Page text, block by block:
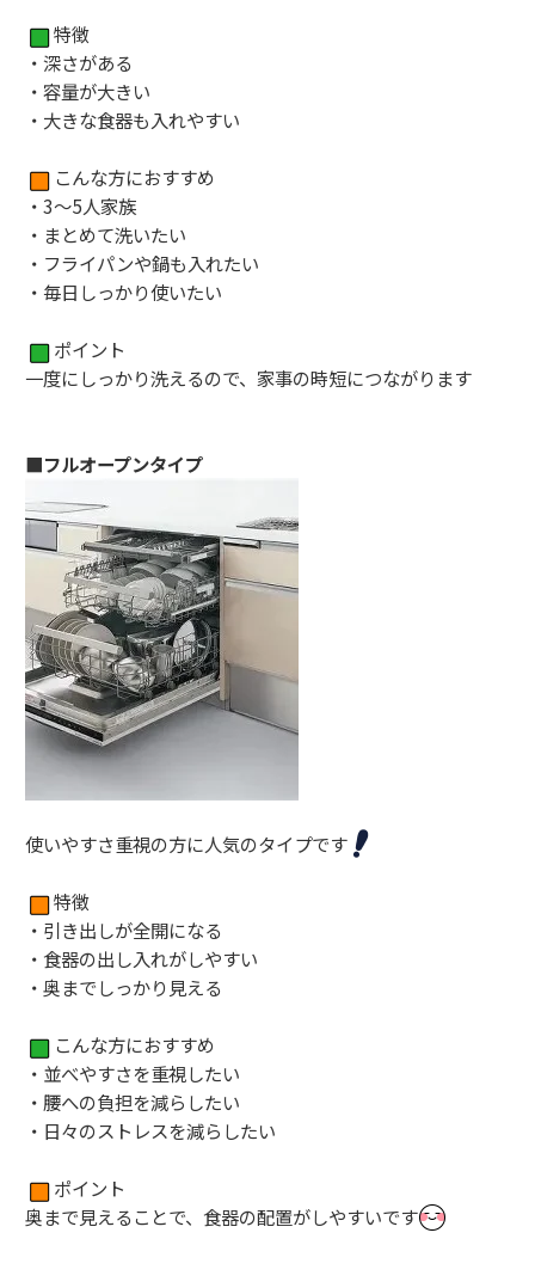
特徴
・深さがある
・容量が大きい
・大きな食器も入れやすい
こんな方におすすめ
・3〜5人家族
・まとめて洗いたい
・フライパンや鍋も入れたい
・毎日しっかり使いたい
ポイント
一度にしっかり洗えるので、家事の時短につながります
■フルオープンタイプ
使いやすさ重視の方に人気のタイプです
特徴
・引き出しが全開になる
・食器の出し入れがしやすい
・奥までしっかり見える
こんな方におすすめ
・並べやすさを重視したい
・腰への負担を減らしたい
・日々のストレスを減らしたい
ポイント
奥まで見えることで、食器の配置がしやすいです